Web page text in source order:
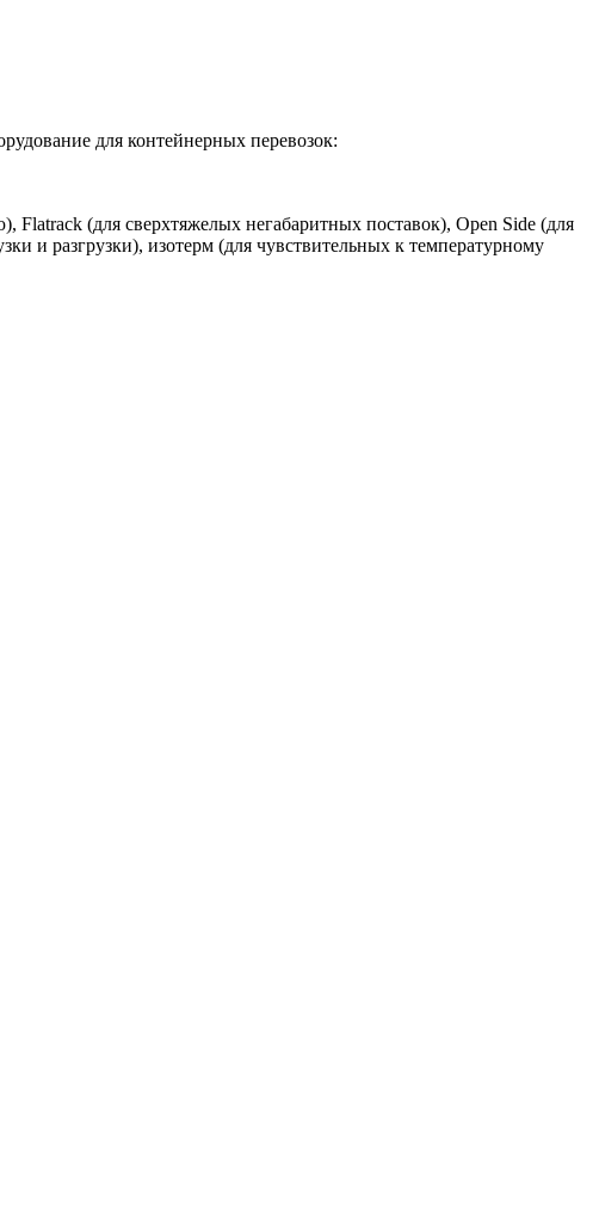
для контейнерных перевозок:
(для сверхтяжелых негабаритных поставок), Open Side (для
и разгрузки), изотерм (для чувствительных к температурному